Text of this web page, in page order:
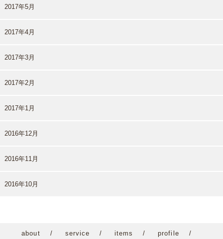
2017年5月
2017年4月
2017年3月
2017年2月
2017年1月
2016年12月
2016年11月
2016年10月
about service items profile